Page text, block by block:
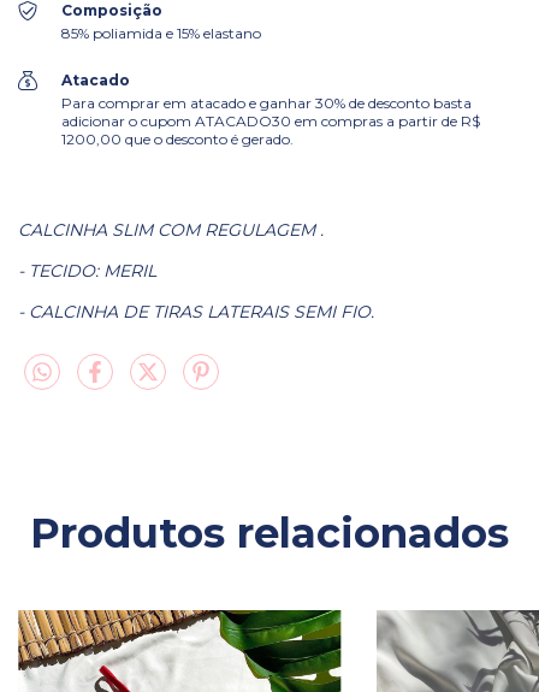
Composição
85% poliamida e 15% elastano
Atacado
Para comprar em atacado e ganhar 30% de desconto basta
adicionar o cupom ATACADO30 em compras a partir de R$
1200,00 que o desconto é gerado.
CALCINHA SLIM COM REGULAGEM .
- TECIDO: MERIL
- CALCINHA DE TIRAS LATERAIS SEMI FIO.
Produtos relacionados